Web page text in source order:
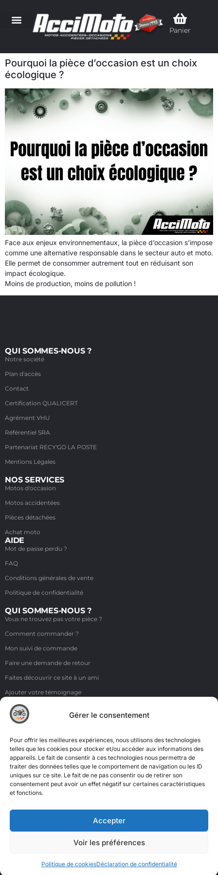
Gérer le consentement
Pour offrir les meilleures expériences, nous utilisons des technologies
telles que les cookies pour stocker et/ou accéder aux informations des
appareils. Le fait de consentir à ces technologies nous permettra de
traiter des données telles que le comportement de navigation ou les ID
uniques sur ce site. Le fait de ne pas consentir ou de retirer son
consentement peut avoir un effet négatif sur certaines caractéristiques
et fonctions.
Accepter
Voir les préférences
Politique de cookiesDéclaration de confidentialité
Panier
Pourquoi la pièce d’occasion est un choix
écologique ?
Face aux enjeux environnementaux, la pièce d’occasion s’impose
comme une alternative responsable dans le secteur auto et moto.
Elle permet de consommer autrement tout en réduisant son
impact écologique.
Moins de production, moins de pollution !
QUI SOMMES-NOUS ?
Notre société
Plan d'accès
Contact
Certification QUALICERT
Agrément VHU
Référentiel SRA
Partenariat RECY'GO LA POSTE
Mentions Légales
NOS SERVICES
Motos d'occasion
Motos accidentées
Pièces détachées
Achat moto
AIDE
Mot de passe perdu ?
FAQ
Conditions générales de vente
Politique de confidentialité
QUI SOMMES-NOUS ?
Vous ne trouvez pas votre pièce ?
Comment commander ?
Mon suivi de commande
Faire une demande de retour
Faites découvrir ce site à un ami
Ajouter votre témoignage
Voir tous les témoignages
Liens
NOS COORDONNÉES
ZI de la Moinerie - 8 rue du Roussillon 91220 Bretigny sur Orge
Email: contact@accimoto.com
Standard : +33(0)1 69 88 16 16